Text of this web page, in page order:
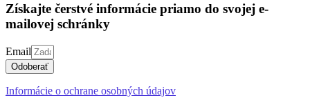
Získajte čerstvé informácie priamo do svojej e-
mailovej schránky
Email
Odoberať
Informácie o ochrane osobných údajov